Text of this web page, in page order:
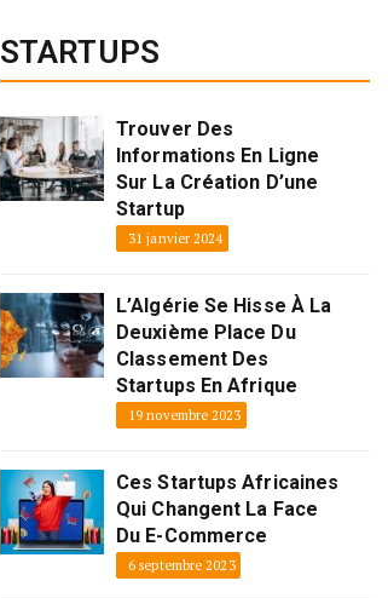
STARTUPS
Trouver Des
Informations En Ligne
Sur La Création D’une
Startup
31 janvier 2024
L’Algérie Se Hisse À La
Deuxième Place Du
Classement Des
Startups En Afrique
19 novembre 2023
Ces Startups Africaines
Qui Changent La Face
Du E-Commerce
6 septembre 2023